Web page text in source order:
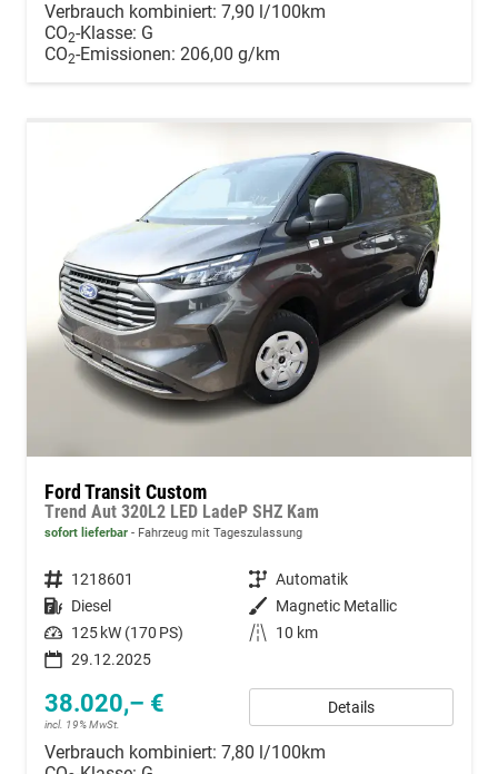
Verbrauch kombiniert: 7,90 l/100km
CO2-Klasse: G
CO2-Emissionen: 206,00 g/km
Ford Transit Custom
Trend Aut 320L2 LED LadeP SHZ Kam
sofort lieferbar Fahrzeug mit Tageszulassung
Fahrzeugnummer 1218601 Getriebe Automatik
Kraftstoff Diesel Außenfarbe Magnetic Metallic
Leistung 125 kW (170 PS) Kilometerstand
10 km
29.12.2025
38.020,– €
incl. 19% MwSt.
Details
Verbrauch kombiniert: 7,80 l/100km